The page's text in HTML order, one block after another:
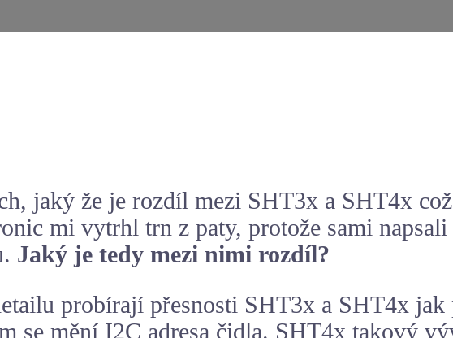
jaký že je rozdíl mezi SHT3x a SHT4x
mi vytrhl trn z paty, protože sami
Jaký je tedy mezi nimi rozdíl?
probírají přesnosti SHT3x a SHT4x
se mění I2C adresa čidla. SHT4x takový